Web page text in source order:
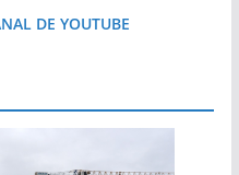
DE YOUTUBE